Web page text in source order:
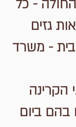
- כל
גזים
- משרד
הקרינה
בהם ביום